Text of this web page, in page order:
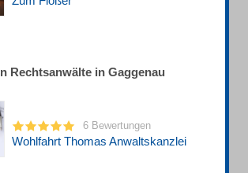
Rechtsanwälte in Gaggenau
6 Bewertungen
Wohlfahrt Thomas Anwaltskanzlei